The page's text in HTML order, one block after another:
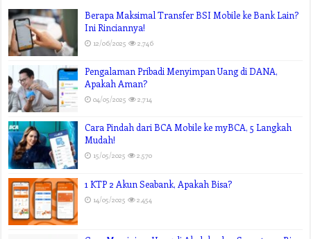
Berapa Maksimal Transfer BSI Mobile ke Bank Lain?
Ini Rinciannya!
12/06/2025 2,746
Pengalaman Pribadi Menyimpan Uang di DANA,
Apakah Aman?
04/05/2025 2,714
Cara Pindah dari BCA Mobile ke myBCA, 5 Langkah
Mudah!
15/05/2025 2,570
1 KTP 2 Akun Seabank, Apakah Bisa?
14/05/2025 2,454